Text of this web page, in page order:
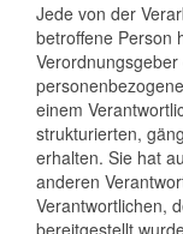
Jede von der
betroffene Person
einem
strukturierten,
erhalten. Sie hat
anderen
Verantwortlichen,
bereitgestellt